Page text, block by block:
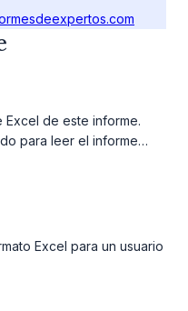
de este informe.
para leer el informe
Excel para un usuario